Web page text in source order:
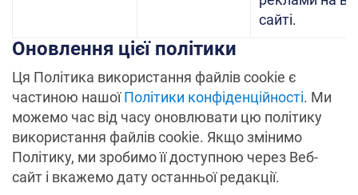
сайті.
Оновлення цієї політики
Ця Політика використання файлів cookie є
частиною нашоїПолітики конфіденційності. Ми
можемо час від часу оновлювати цю політику
використання файлів cookie. Якщо змінимо
Політику, ми зробимо її доступною через Веб-
сайт і вкажемо дату останньої редакції.